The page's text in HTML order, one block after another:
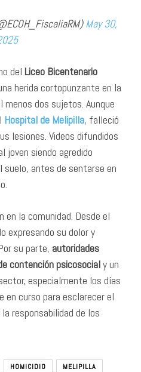
May 30,
del Liceo Bicentenario
herida cortopunzante en la
dos sujetos. Aunque
Hospital de Melipilla, falleció
lesiones. Videos difundidos
joven siendo agredido
antes de sentarse en
en la comunidad. Desde el
expresando su dolor y
su parte, autoridades
contención psicosocialy un
especialmente los días
en curso para esclarecer el
responsabilidad de los
HOMICIDIO
MELIPILLA